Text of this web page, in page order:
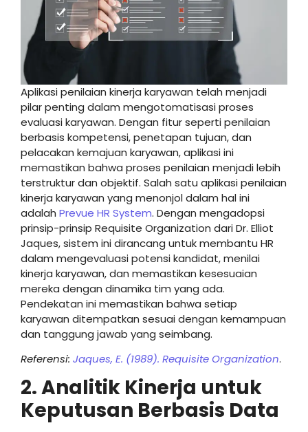
Aplikasi penilaian kinerja karyawan telah menjadi
pilar penting dalam mengotomatisasi proses
evaluasi karyawan. Dengan fitur seperti penilaian
berbasis kompetensi, penetapan tujuan, dan
pelacakan kemajuan karyawan, aplikasi ini
memastikan bahwa proses penilaian menjadi lebih
terstruktur dan objektif. Salah satu aplikasi penilaian
kinerja karyawan yang menonjol dalam hal ini
adalah Prevue HR System. Dengan mengadopsi
prinsip-prinsip Requisite Organization dari Dr. Elliot
Jaques, sistem ini dirancang untuk membantu HR
dalam mengevaluasi potensi kandidat, menilai
kinerja karyawan, dan memastikan kesesuaian
mereka dengan dinamika tim yang ada.
Pendekatan ini memastikan bahwa setiap
karyawan ditempatkan sesuai dengan kemampuan
dan tanggung jawab yang seimbang.
Referensi: Jaques, E. (1989). Requisite Organization.
2. Analitik Kinerja untuk
Keputusan Berbasis Data